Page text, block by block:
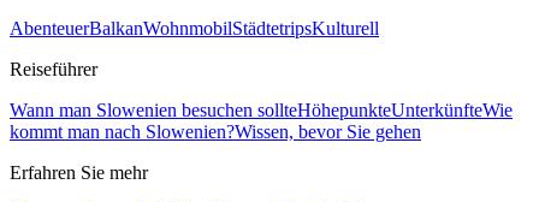
AbenteuerBalkanWohnmobilStädtetripsKulturell
Reiseführer
Wann man Slowenien besuchen sollteHöhepunkteUnterkünfteWie
kommt man nach Slowenien?Wissen, bevor Sie gehen
Erfahren Sie mehr